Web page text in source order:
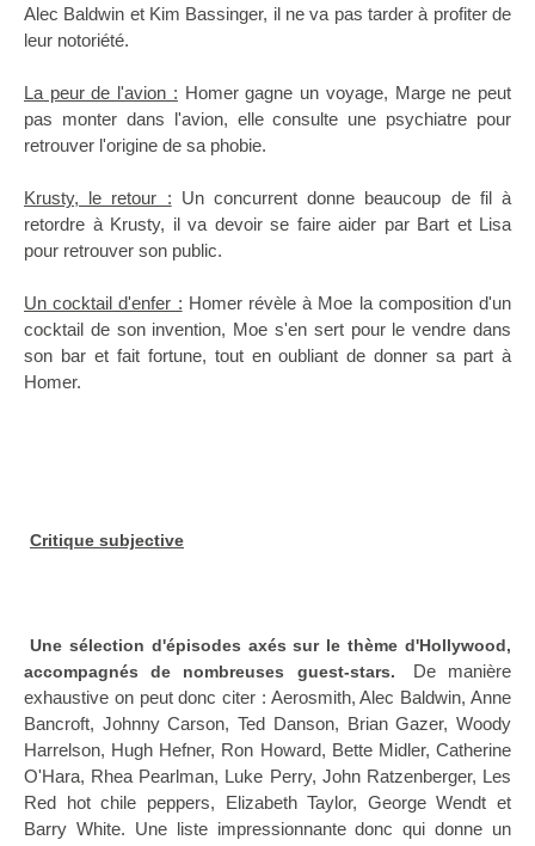
Alec Baldwin et Kim Bassinger, il ne va pas tarder à profiter de
leur notoriété.
La peur de l'avion : Homer gagne un voyage, Marge ne peut
pas monter dans l'avion, elle consulte une psychiatre pour
retrouver l'origine de sa phobie.
Krusty, le retour : Un concurrent donne beaucoup de fil à
retordre à Krusty, il va devoir se faire aider par Bart et Lisa
pour retrouver son public.
Un cocktail d'enfer : Homer révèle à Moe la composition d'un
cocktail de son invention, Moe s'en sert pour le vendre dans
son bar et fait fortune, tout en oubliant de donner sa part à
Homer.
Critique subjective
Une sélection d'épisodes axés sur le thème d'Hollywood,
accompagnés de nombreuses guest-stars.
De manière
exhaustive on peut donc citer : Aerosmith, Alec Baldwin, Anne
Bancroft, Johnny Carson, Ted Danson, Brian Gazer, Woody
Harrelson, Hugh Hefner, Ron Howard, Bette Midler, Catherine
O'Hara, Rhea Pearlman, Luke Perry, John Ratzenberger, Les
Red hot chile peppers, Elizabeth Taylor, George Wendt et
Barry White. Une liste impressionnante donc qui donne un